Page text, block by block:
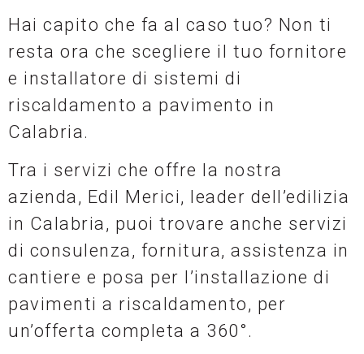
Hai capito che fa al caso tuo? Non ti
resta ora che scegliere il tuo fornitore
e installatore di sistemi di
riscaldamento a pavimento in
Calabria.
Tra i servizi che offre la nostra
azienda, Edil Merici, leader dell’edilizia
in Calabria, puoi trovare anche servizi
di consulenza, fornitura, assistenza in
cantiere e posa per l’installazione di
pavimenti a riscaldamento, per
un’offerta completa a 360°.